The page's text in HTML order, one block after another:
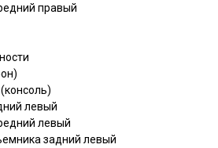
правый
левый
левый
задний левый